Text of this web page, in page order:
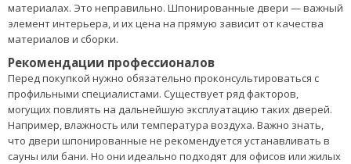
материалах. Это неправильно. Шпонированные двери — важный
элемент интерьера, и их цена на прямую зависит от качества
материалов и сборки.
Рекомендации профессионалов
Перед покупкой нужно обязательно проконсультироваться с
профильными специалистами. Существует ряд факторов,
могущих повлиять на дальнейшую эксплуатацию таких дверей.
Например, влажность или температура воздуха. Важно знать,
что двери шпонированные не рекомендуется устанавливать в
сауны или бани. Но они идеально подходят для офисов или жилых